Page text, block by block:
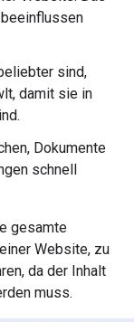
sind,
damit sie in
Dokumente
schnell
gesamte
Website, zu
da der Inhalt
muss.